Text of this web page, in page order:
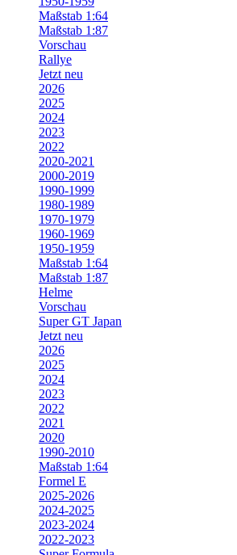
Maßstab 1:64
Maßstab 1:87
Vorschau
Rallye
Jetzt neu
2026
2025
2024
2023
2022
2020-2021
2000-2019
1990-1999
1980-1989
1970-1979
1960-1969
1950-1959
Maßstab 1:64
Maßstab 1:87
Helme
Vorschau
Super GT Japan
Jetzt neu
2026
2025
2024
2023
2022
2021
2020
1990-2010
Maßstab 1:64
Formel E
2025-2026
2024-2025
2023-2024
2022-2023